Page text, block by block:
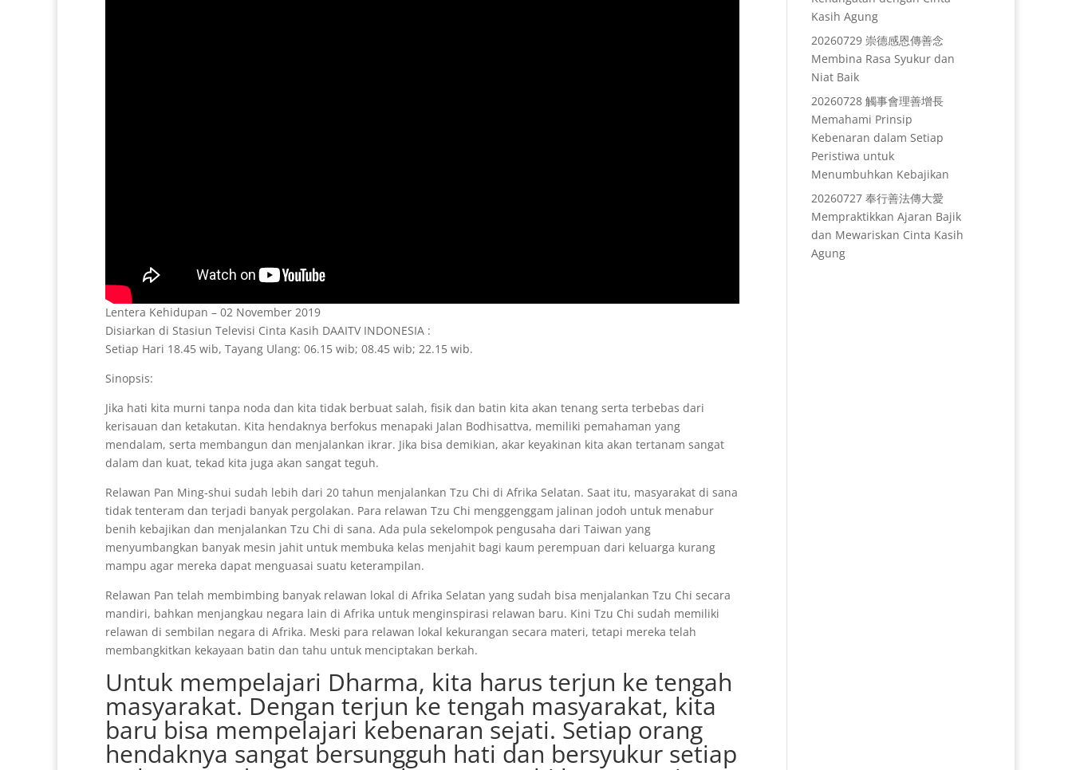
Lentera Kehidupan – 02 November 2019
Disiarkan di Stasiun Televisi Cinta Kasih DAAITV INDONESIA :
Setiap Hari 18.45 wib, Tayang Ulang: 06.15 wib; 08.45 wib; 22.15 wib.
Sinopsis:
Jika hati kita murni tanpa noda dan kita tidak berbuat salah, fisik dan batin kita akan tenang serta terbebas dari
kerisauan dan ketakutan. Kita hendaknya berfokus menapaki Jalan Bodhisattva, memiliki pemahaman yang
mendalam, serta membangun dan menjalankan ikrar. Jika bisa demikian, akar keyakinan kita akan tertanam sangat
dalam dan kuat, tekad kita juga akan sangat teguh.
Relawan Pan Ming-shui sudah lebih dari 20 tahun menjalankan Tzu Chi di Afrika Selatan. Saat itu, masyarakat di sana
tidak tenteram dan terjadi banyak pergolakan. Para relawan Tzu Chi menggenggam jalinan jodoh untuk menabur
benih kebajikan dan menjalankan Tzu Chi di sana. Ada pula sekelompok pengusaha dari Taiwan yang
menyumbangkan banyak mesin jahit untuk membuka kelas menjahit bagi kaum perempuan dari keluarga kurang
mampu agar mereka dapat menguasai suatu keterampilan.
Relawan Pan telah membimbing banyak relawan lokal di Afrika Selatan yang sudah bisa menjalankan Tzu Chi secara
mandiri, bahkan menjangkau negara lain di Afrika untuk menginspirasi relawan baru. Kini Tzu Chi sudah memiliki
relawan di sembilan negara di Afrika. Meski para relawan lokal kekurangan secara materi, tetapi mereka telah
membangkitkan kekayaan batin dan tahu untuk menciptakan berkah.
Untuk mempelajari Dharma, kita harus terjun ke tengah
masyarakat. Dengan terjun ke tengah masyarakat, kita
baru bisa mempelajari kebenaran sejati. Setiap orang
hendaknya sangat bersungguh hati dan bersyukur setiap
Kasih Agung
20260729 崇德感恩傳善念
Membina Rasa Syukur dan
Niat Baik
20260728 觸事會理善增長
Memahami Prinsip
Kebenaran dalam Setiap
Peristiwa untuk
Menumbuhkan Kebajikan
20260727 奉行善法傳大愛
Mempraktikkan Ajaran Bajik
dan Mewariskan Cinta Kasih
Agung